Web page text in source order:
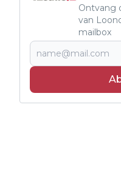
Ontvang
van
mailbox